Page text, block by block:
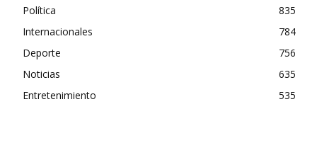
Política
835
Internacionales
784
Deporte
756
Noticias
635
Entretenimiento
535